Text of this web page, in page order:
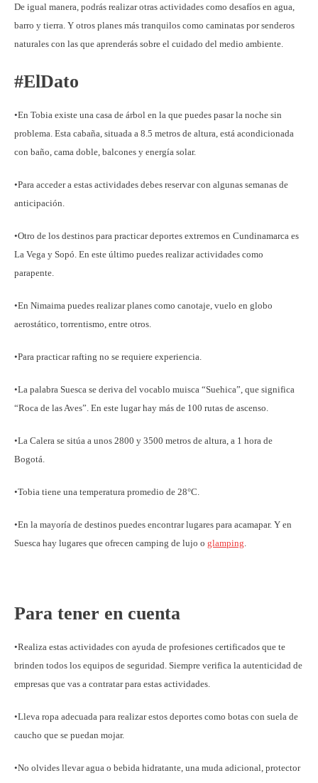
De igual manera, podrás realizar otras actividades como desafíos en agua,
barro y tierra. Y otros planes más tranquilos como caminatas por senderos
naturales con las que aprenderás sobre el cuidado del medio ambiente.
#ElDato
•En Tobia existe una casa de árbol en la que puedes pasar la noche sin
problema. Esta cabaña, situada a 8.5 metros de altura, está acondicionada
con baño, cama doble, balcones y energía solar.
•Para acceder a estas actividades debes reservar con algunas semanas de
anticipación.
•Otro de los destinos para practicar deportes extremos en Cundinamarca es
La Vega y Sopó. En este último puedes realizar actividades como
parapente.
•En Nimaima puedes realizar planes como canotaje, vuelo en globo
aerostático, torrentismo, entre otros.
•Para practicar rafting no se requiere experiencia.
•La palabra Suesca se deriva del vocablo muisca “Suehica”, que significa
“Roca de las Aves”. En este lugar hay más de 100 rutas de ascenso.
•La Calera se sitúa a unos 2800 y 3500 metros de altura, a 1 hora de
Bogotá.
•Tobia tiene una temperatura promedio de 28°C.
•En la mayoría de destinos puedes encontrar lugares para acamapar. Y en
Suesca hay lugares que ofrecen camping de lujo o glamping
Para tener en cuenta
•Realiza estas actividades con ayuda de profesiones certificados que te
brinden todos los equipos de seguridad. Siempre verifica la autenticidad de
empresas que vas a contratar para estas actividades.
•Lleva ropa adecuada para realizar estos deportes como botas con suela de
caucho que se puedan mojar.
•No olvides llevar agua o bebida hidratante, una muda adicional, protector